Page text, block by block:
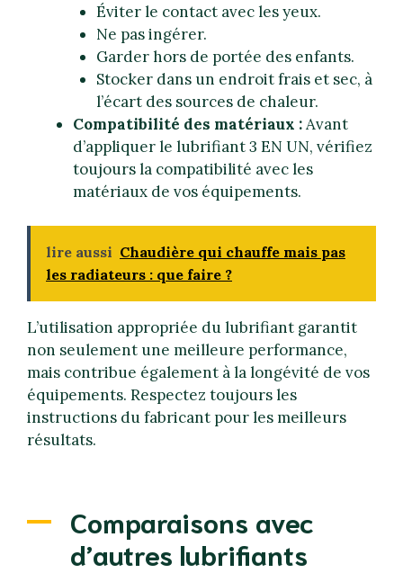
Éviter le contact avec les yeux.
Ne pas ingérer.
Garder hors de portée des enfants.
Stocker dans un endroit frais et sec, à
l’écart des sources de chaleur.
Compatibilité des matériaux :Avant
d’appliquer le lubrifiant 3 EN UN, vérifiez
toujours la compatibilité avec les
matériaux de vos équipements.
lire aussi Chaudière qui chauffe mais pas
les radiateurs : que faire ?
L’utilisation appropriée du lubrifiant garantit
non seulement une meilleure performance,
mais contribue également à la longévité de vos
équipements. Respectez toujours les
instructions du fabricant pour les meilleurs
résultats.
Comparaisons avec
d’autres lubrifiants